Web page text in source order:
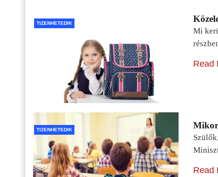
TIZENHETEDIK
Mi
Read
TIZENHETEDIK Mikor
Read